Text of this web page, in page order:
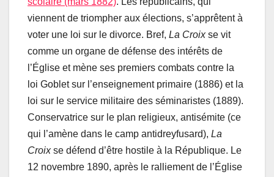
viennent de triompher aux élections, s’apprêtent à
voter une loi sur le divorce. Bref, La Croixse vit
comme un organe de défense des intérêts de
l’Église et mène ses premiers combats contre la
loi Goblet sur l’enseignement primaire (1886) et la
loi sur le service militaire des séminaristes (1889).
Conservatrice sur le plan religieux, antisémite (ce
qui l’amène dans le camp antidreyfusard), La
Croixse défend d’être hostile à la République. Le
12 novembre 1890, après le ralliement de l’Église